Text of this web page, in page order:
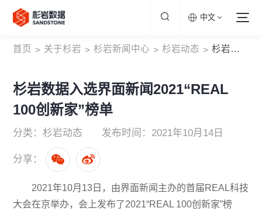
中文
首页 > 关于杉岩 > 杉岩新闻中心 > 杉岩动态 > 杉岩数据入选界面新闻2021“REAL 100创新家”榜单
杉岩数据入选界面新闻2021“REAL
100创新家”榜单
分类：杉岩动态 发布时间：2021年10月14日
分享：
2021年10月13日，由界面新闻主办的首届REAL科技
大会在京举办，会上发布了2021“REAL 100创新家”榜